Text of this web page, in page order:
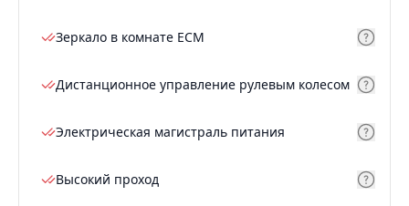
Зеркало в комнате ECM
Дистанционное управление рулевым колесом
Электрическая магистраль питания
Высокий проход